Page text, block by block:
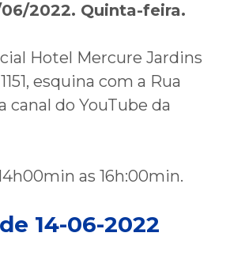
2022. Quinta-feira.
Hotel Mercure Jardins
esquina com a Rua
canal do YouTube da
as 16h:00min.
14-06-2022